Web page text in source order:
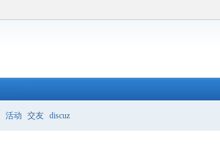
活动 交友 discuz